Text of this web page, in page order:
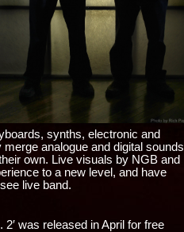
synths, electronic and
analogue and digital sounds
own. Live visuals by NGB and
to a new level, and have
live band.
was released in April for free